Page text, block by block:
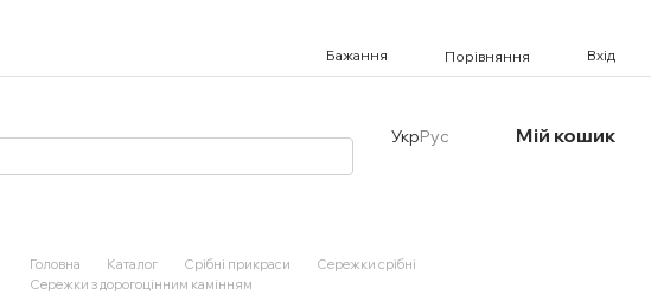
Бажання Порівняння Вхід
УкрРус Мій кошик
Головна Каталог Срібні прикраси
Сережки срібні
Сережки з дорогоцінним камінням